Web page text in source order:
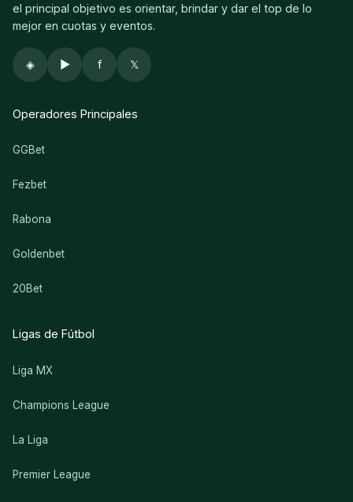
el principal objetivo es orientar, brindar y dar el top de lo
mejor en cuotas y eventos.
◈ ▶ f 𝕏
Operadores Principales
GGBet
Fezbet
Rabona
Goldenbet
20Bet
Ligas de Fútbol
Liga MX
Champions League
La Liga
Premier League